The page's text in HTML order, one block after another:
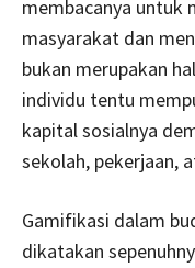
membacanya untuk
masyarakat dan
bukan merupakan
individu tentu
kapital sosialnya
sekolah, pekerjaan,
Gamifikasi dalam
dikatakan